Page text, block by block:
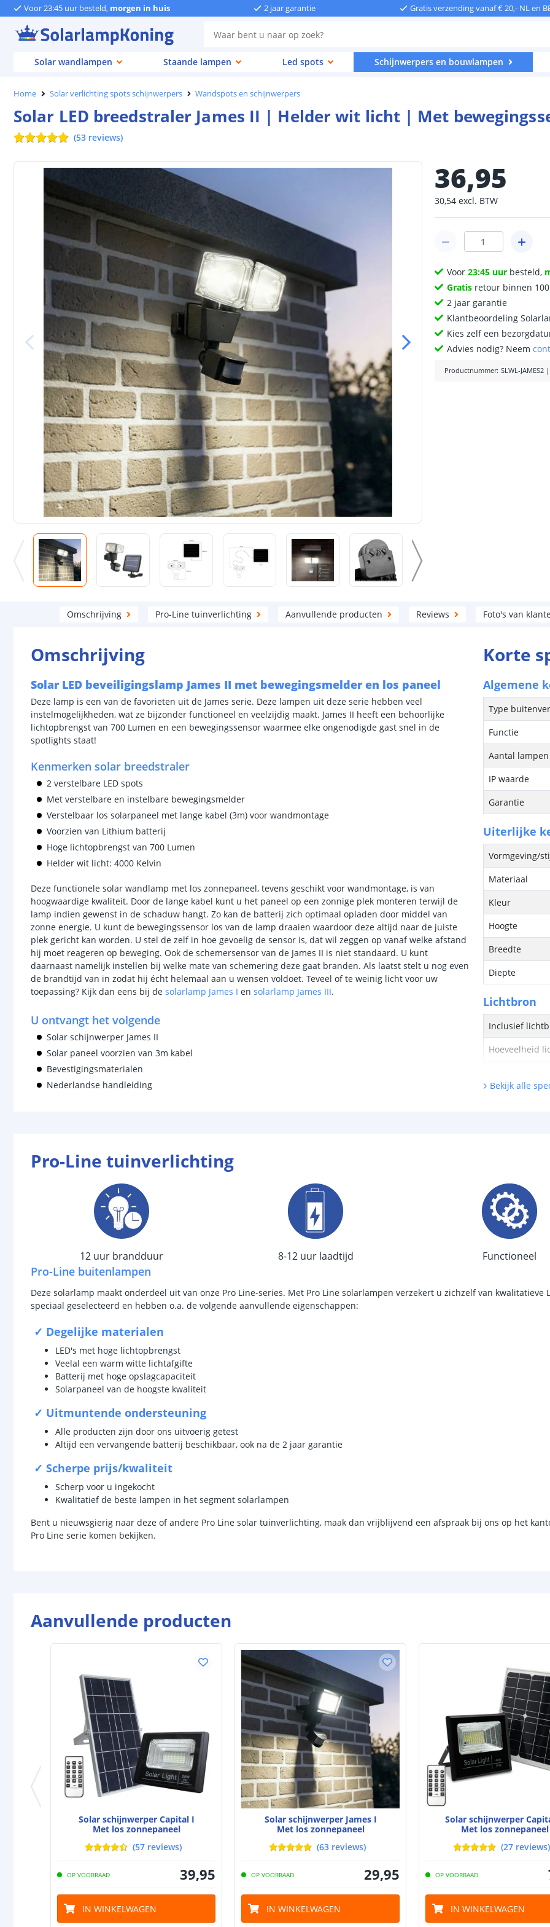
Voor 23:45 uur besteld, morgen in huis 2 jaar garantie Gratis verzending vanaf € 20,- NL en
Solar wandlampen Staande lampen Led spots Schijnwerpers en bouwlampen
Home Solar verlichting spots schijnwerpers Wandspots en schijnwerpers
Solar LED breedstraler James II | Helder wit licht | Met
(53 reviews)
36,95
30,54 excl. BTW
Voor23:45 uur besteld,
Gratis retour binnen
2 jaar garantie
Klantbeoordeling
Kies zelf een
Advies nodig? Neem
Productnummer: SLWL-JAMES2|
Omschrijving Pro-Line tuinverlichting Aanvullende producten Reviews Foto's van
Omschrijving
Solar LED beveiligingslamp James II met bewegingsmelder en los paneel
Deze lamp is een van de favorieten uit de James serie. Deze lampen uit deze serie hebben veel
instelmogelijkheden, wat ze bijzonder functioneel en veelzijdig maakt. James II heeft een behoorlijke
lichtopbrengst van 700 Lumen en een bewegingssensor waarmee elke ongenodigde gast snel in de
spotlights staat!
Kenmerken solar breedstraler
2 verstelbare LED spots
Met verstelbare en instelbare bewegingsmelder
Verstelbaar los solarpaneel met lange kabel (3m) voor wandmontage
Voorzien van Lithium batterij
Hoge lichtopbrengst van 700 Lumen
Helder wit licht: 4000 Kelvin
Deze functionele solar wandlamp met los zonnepaneel, tevens geschikt voor wandmontage, is van
hoogwaardige kwaliteit. Door de lange kabel kunt u het paneel op een zonnige plek monteren terwijl de
lamp indien gewenst in de schaduw hangt. Zo kan de batterij zich optimaal opladen door middel van
zonne energie. U kunt de bewegingssensor los van de lamp draaien waardoor deze altijd naar de juiste
plek gericht kan worden. U stel de zelf in hoe gevoelig de sensor is, dat wil zeggen op vanaf welke afstand
hij moet reageren op beweging. Ook de schemersensor van de James II is niet standaard. U kunt
daarnaast namelijk instellen bij welke mate van schemering deze gaat branden. Als laatst stelt u nog even
de brandtijd van in zodat hij écht helemaal aan u wensen voldoet. Teveel of te weinig licht voor uw
toepassing? Kijk dan eens bij de solarlamp James I en solarlamp James III.
U ontvangt het volgende
Solar schijnwerper James II
Solar paneel voorzien van 3m kabel
Bevestigingsmaterialen
Nederlandse handleiding
Korte
Algemene
Type
Functie
Aantal
IP waarde
Garantie
Uiterlijke
Vormgeving/
Materiaal
Kleur
Hoogte
Breedte
Diepte
Lichtbron
Inclusief
Hoeveelheid
Schemersensor
Uitschakeltijd
Detectiehoek
Bekijk alle
Pro-Line tuinverlichting
12 uur brandduur 8-12 uur laadtijd Functioneel
Pro-Line buitenlampen
Deze solarlamp maakt onderdeel uit van onze Pro Line-series. Met Pro Line solarlampen verzekert u zichzelf van
speciaal geselecteerd en hebben o.a. de volgende aanvullende eigenschappen:
✓ Degelijke materialen
LED's met hoge lichtopbrengst
Veelal een warm witte lichtafgifte
Batterij met hoge opslagcapaciteit
Solarpaneel van de hoogste kwaliteit
✓ Uitmuntende ondersteuning
Alle producten zijn door ons uitvoerig getest
Altijd een vervangende batterij beschikbaar, ook na de 2 jaar garantie
✓ Scherpe prijs/kwaliteit
Scherp voor u ingekocht
Kwalitatief de beste lampen in het segment solarlampen
Bent u nieuwsgierig naar deze of andere Pro Line solar tuinverlichting, maak dan vrijblijvend een afspraak bij ons op het
Pro Line serie komen bekijken.
Aanvullende producten
Solar schijnwerper Capital I
Met los zonnepaneel
(57 reviews)
OP VOORRAAD 39,95
IN WINKELWAGEN
Solar schijnwerper James I
Met los zonnepaneel
(63 reviews)
OP VOORRAAD 29,95
IN WINKELWAGEN
Solar schijnwerper
Met los zonnepaneel
(27 reviews)
OP VOORRAAD
IN WINKELWAGEN